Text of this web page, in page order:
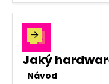
Jaký
Návod
